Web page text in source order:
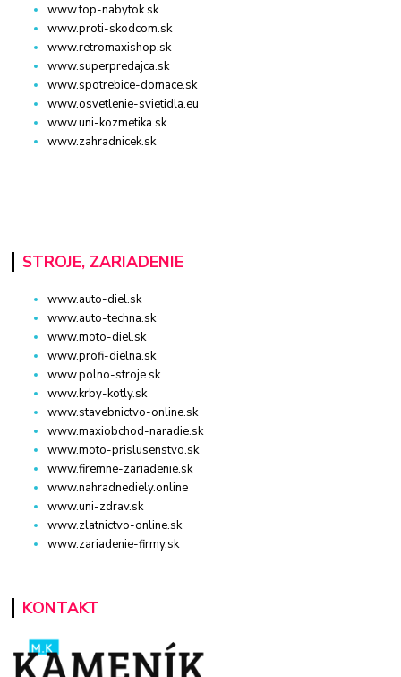
www.top-nabytok.sk
www.proti-skodcom.sk
www.retromaxishop.sk
www.superpredajca.sk
www.spotrebice-domace.sk
www.osvetlenie-svietidla.eu
www.uni-kozmetika.sk
www.zahradnicek.sk
STROJE, ZARIADENIE
www.auto-diel.sk
www.auto-techna.sk
www.moto-diel.sk
www.profi-dielna.sk
www.polno-stroje.sk
www.krby-kotly.sk
www.stavebnictvo-online.sk
www.maxiobchod-naradie.sk
www.moto-prislusenstvo.sk
www.firemne-zariadenie.sk
www.nahradnediely.online
www.uni-zdrav.sk
www.zlatnictvo-online.sk
www.zariadenie-firmy.sk
KONTAKT